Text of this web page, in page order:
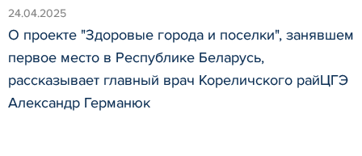
24.04.2025
О проекте "Здоровые города и поселки", занявшем
первое место в Республике Беларусь,
рассказывает главный врач Кореличского райЦГЭ
Александр Германюк